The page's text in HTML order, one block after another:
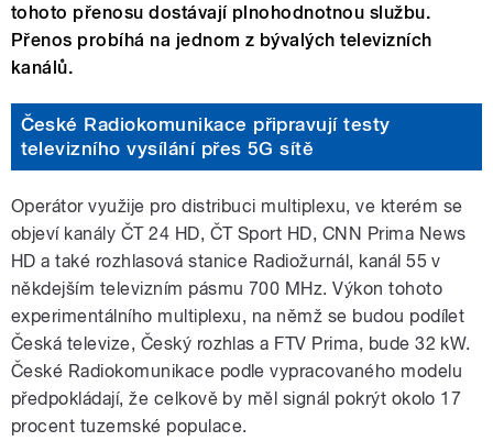
tohoto přenosu dostávají plnohodnotnou službu.
Přenos probíhá na jednom z bývalých televizních
kanálů.
České Radiokomunikace připravují testy
televizního vysílání přes 5G sítě
Operátor využije pro distribuci multiplexu, ve kterém se
objeví kanály ČT 24 HD, ČT Sport HD, CNN Prima News
HD a také rozhlasová stanice Radiožurnál, kanál 55 v
někdejším televizním pásmu 700 MHz. Výkon tohoto
experimentálního multiplexu, na němž se budou podílet
Česká televize, Český rozhlas a FTV Prima, bude 32 kW.
České Radiokomunikace podle vypracovaného modelu
předpokládají, že celkově by měl signál pokrýt okolo 17
procent tuzemské populace.